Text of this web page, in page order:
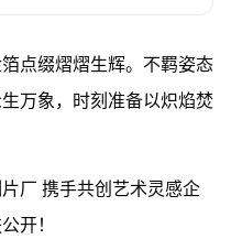
点缀熠熠生辉。不羁姿态
万象，时刻准备以炽焰焚
厂 携手共创艺术灵感企
开！